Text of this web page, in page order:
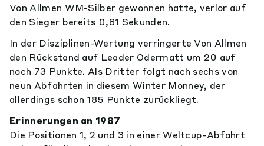
Von Allmen WM-Silber gewonnen hatte, verlor auf
den Sieger bereits 0,81 Sekunden.
In der Disziplinen-Wertung verringerte Von Allmen
den Rückstand auf Leader Odermatt um 20 auf
noch 73 Punkte. Als Dritter folgt nach sechs von
neun Abfahrten in diesem Winter Monney, der
allerdings schon 185 Punkte zurückliegt.
Erinnerungen an 1987
Die Positionen 1, 2 und 3 in einer Weltcup-Abfahrt